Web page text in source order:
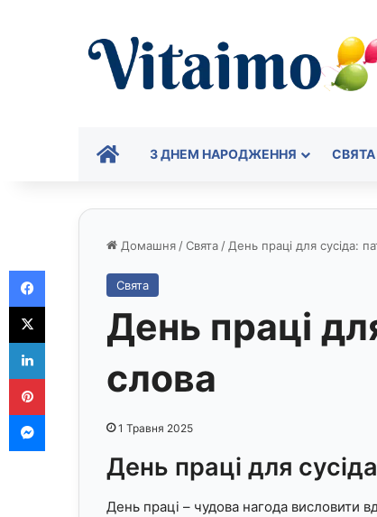
ГОЛОВНА
З ДНЕМ НАРОДЖЕННЯ СВЯТА
Домашня /Свята / День праці для сусіда:
Свята
День праці
слова
1 Травня 2025
День праці для
День праці – чудова нагода висловити